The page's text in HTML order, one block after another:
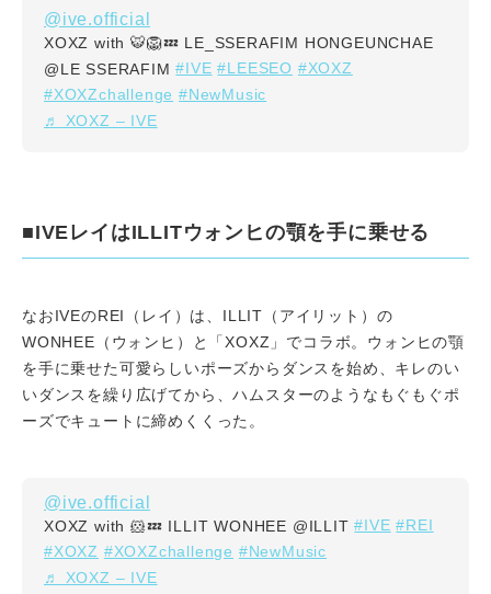
@ive.official
XOXZ with 🐯🦁💤 LE_SSERAFIM HONGEUNCHAE
@LE SSERAFIM#IVE #LEESEO #XOXZ
#XOXZchallenge #NewMusic
♬ XOXZ – IVE
■IVEレイはILLITウォンヒの顎を手に乗せる
なおIVEのREI（レイ）は、ILLIT（アイリット）の
WONHEE（ウォンヒ）と「XOXZ」でコラボ。ウォンヒの顎
を手に乗せた可愛らしいポーズからダンスを始め、キレのい
いダンスを繰り広げてから、ハムスターのようなもぐもぐポ
ーズでキュートに締めくくった。
@ive.official
XOXZ with 🐹💤 ILLIT WONHEE @ILLIT#IVE #REI
#XOXZ #XOXZchallenge #NewMusic
♬ XOXZ – IVE